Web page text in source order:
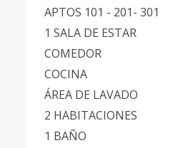
APTOS 101 - 201- 301
1 SALA DE ESTAR
COMEDOR
COCINA
ÁREA DE LAVADO
2 HABITACIONES
1 BAÑO